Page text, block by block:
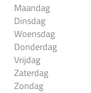
Maandag
Dinsdag
Woensdag
Donderdag
Vrijdag
Zaterdag
Zondag